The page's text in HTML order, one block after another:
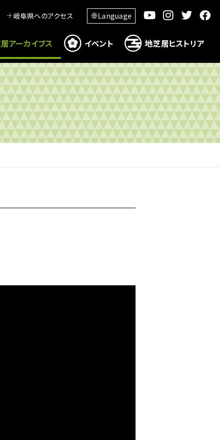
岐阜県へのアクセス Language
アーカイブス イベント 地芝居ヒストリア